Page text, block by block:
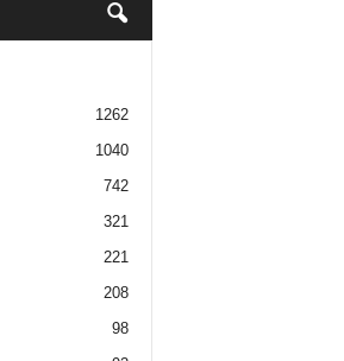
1262
1040
742
321
221
208
98